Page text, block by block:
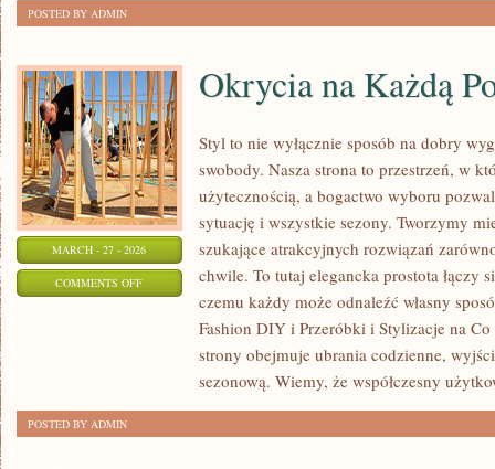
POSTED BY ADMIN
MARCH - 27 - 2026
COMMENTS OFFON
Okrycia na Każdą
Styl to nie wyłącznie sposób na dobry
swobody. Nasza strona to przestrzeń, w
użytecznością, a bogactwo wyboru
sytuację i wszystkie sezony. Tworzymy
szukające atrakcyjnych rozwiązań
chwile. To tutaj elegancka prostota łączy
czemu każdy może odnaleźć własny
Fashion DIY i Przeróbki i Stylizacje na
strony obejmuje ubrania codzienne,
sezonową. Wiemy, że współczesny
POSTED BY ADMIN